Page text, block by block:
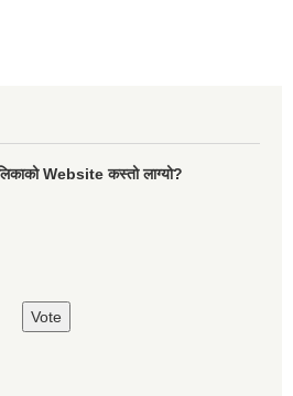
Website कस्तो लाग्यो?